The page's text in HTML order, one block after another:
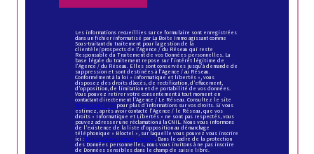
Les informations recueillies sur ce formulaire sont enregistrées
dans un fichier informatisé par La Boite Immo agissant comme
Sous-traitant du traitement pour la gestion de la
clientèle/prospects de l'Agence / du Réseau qui reste
Responsable du Traitement de vos Données personnelles. La
base légale du traitement repose sur l'intérêt légitime de
l'Agence / du Réseau. Elles sont conservées jusqu'à demande de
suppression et sont destinées à l'Agence / au Réseau.
Conformément à la loi « informatique et libertés », vous
disposez des droits d’accès, de rectification, d’effacement,
d’opposition, de limitation et de portabilité de vos données.
Vous pouvez retirer votre consentement à tout moment en
contactant directement l’Agence / Le Réseau. Consultez le site
https://cnil.fr/fr pour plus d’informations sur vos droits. Si vous
estimez, après avoir contacté l'Agence / le Réseau, que vos
droits « Informatique et Libertés » ne sont pas respectés, vous
pouvez adresser une réclamation à la CNIL. Nous vous informons
de l’existence de la liste d'opposition au démarchage
téléphonique « Bloctel », sur laquelle vous pouvez vous inscrire
ici : https://www.bloctel.gouv.fr . Dans le cadre de la protection
des Données personnelles, nous vous invitons à ne pas inscrire
de Données sensibles dans le champ de saisie libre.